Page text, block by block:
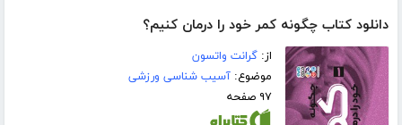
دانلود کتاب چگونه کمر خود را درمان کنیم؟
از:گرانت واتسون
موضوع:آسیب شناسی ورزشی
۹۷ صفحه